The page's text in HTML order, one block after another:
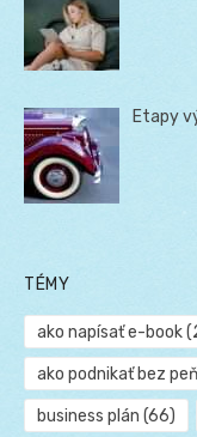
Etapy
TÉMY
ako napísať e-book
ako podnikať bez
business plán (66)